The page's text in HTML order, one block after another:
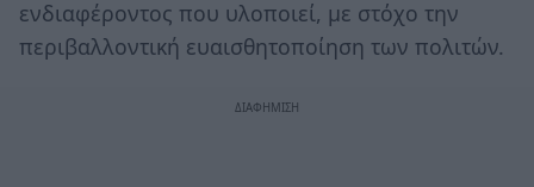
ενδιαφέροντος που υλοποιεί, με στόχο την
περιβαλλοντική ευαισθητοποίηση των πολιτών.